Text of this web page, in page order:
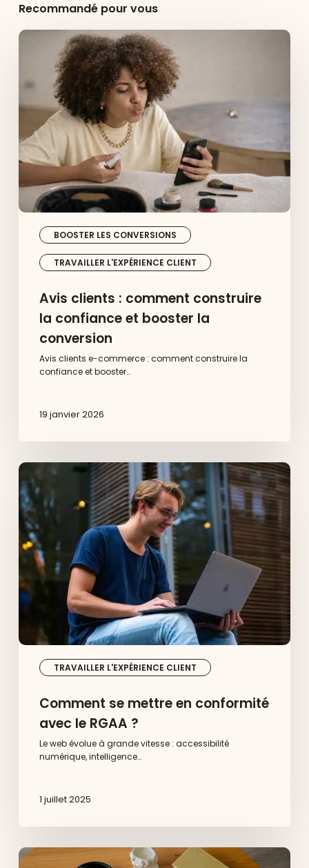
Recommandé pour vous
BOOSTER LES CONVERSIONS
TRAVAILLER L'EXPÉRIENCE CLIENT
Avis
comment
construire
confiance
booster
la
conversion
Avis clients : comment construire
la confiance et booster la
conversion
Avis clients e-commerce : comment construire la
confiance et booster…
19 janvier 2026
TRAVAILLER L'EXPÉRIENCE CLIENT
Comment
se
mettre
en
conformité
avec
le
RGAA
?
Comment se mettre en conformité
avec le RGAA ?
Le web évolue à grande vitesse : accessibilité
numérique, intelligence…
1 juillet 2025
Paiement